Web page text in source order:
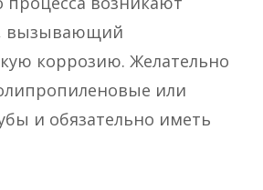
вызывающий
коррозию. Желательно
или
и обязательно иметь